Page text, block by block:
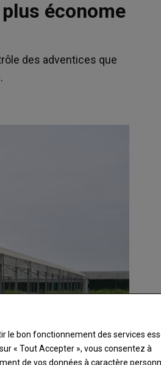
économe
des adventices que
le bon fonctionnement des services
« Tout Accepter », vous consentez à
de vos données à caractère